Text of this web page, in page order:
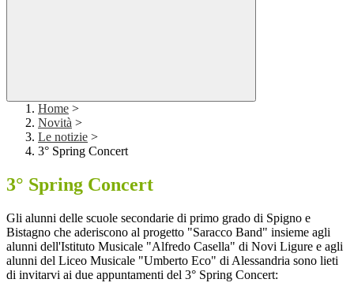
Home >
Novità >
Le notizie >
3° Spring Concert
3° Spring Concert
Gli alunni delle scuole secondarie di primo grado di Spigno e
Bistagno che aderiscono al progetto "Saracco Band" insieme agli
alunni dell'Istituto Musicale "Alfredo Casella" di Novi Ligure e agli
alunni del Liceo Musicale "Umberto Eco" di Alessandria sono lieti
di invitarvi ai due appuntamenti del 3° Spring Concert: